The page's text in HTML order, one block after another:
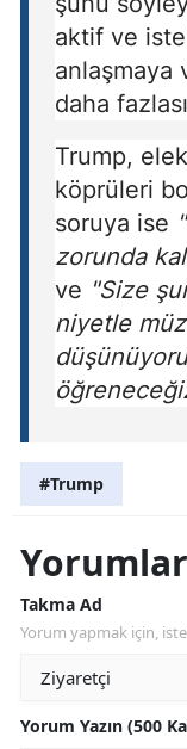
aktif ve
anlaşmaya
daha
Trump,
köprüleri
soruya ise
zorunda
ve "Size
niyetle
#Trump
Yorumlar
Takma Ad
Yorum yapmak için,
Yorum Yazın (500